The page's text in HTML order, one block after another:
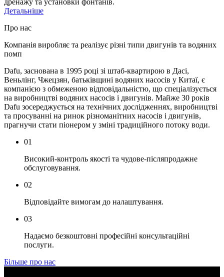
дренажу та установки фонтанів.
Детальніше
Про нас
Компанія виробляє та реалізує різні типи двигунів та водяних
помп
Dafu, заснована в 1995 році зі штаб-квартирою в Дасі,
Веньлінг, Чжецзян, батьківщині водяних насосів у Китаї, є
компанією з обмеженою відповідальністю, що спеціалізується
на виробництві водяних насосів і двигунів. Майже 30 років
Dafu зосереджується на технічних дослідженнях, виробництві
та просуванні на ринок різноманітних насосів і двигунів,
прагнучи стати піонером у зміні традиційного потоку води.
01
Високий-контроль якості та чудове-післяпродажне
обслуговування.
02
Відповідайте вимогам до налаштування.
03
Надаємо безкоштовні професійні консультаційні
послуги.
Більше про нас